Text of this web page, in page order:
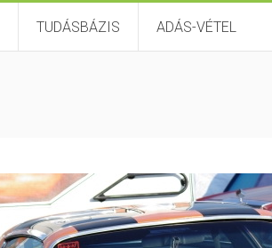
TUDÁSBÁZIS ADÁS-VÉTEL